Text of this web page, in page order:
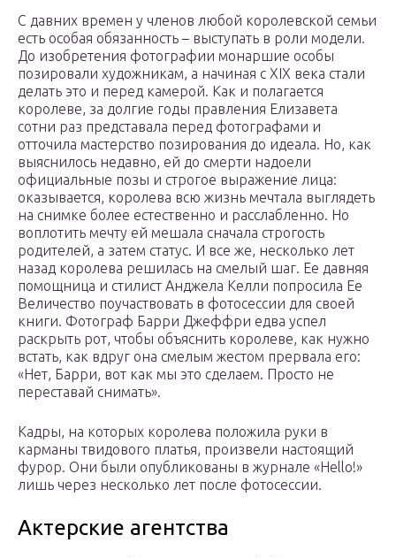
С давних времен у членов любой королевской семьи
есть особая обязанность – выступать в роли модели.
До изобретения фотографии монаршие особы
позировали художникам, а начиная с XIX века стали
делать это и перед камерой. Как и полагается
королеве, за долгие годы правления Елизавета
сотни раз представала перед фотографами и
отточила мастерство позирования до идеала. Но, как
выяснилось недавно, ей до смерти надоели
официальные позы и строгое выражение лица:
оказывается, королева всю жизнь мечтала выглядеть
на снимке более естественно и расслабленно. Но
воплотить мечту ей мешала сначала строгость
родителей, а затем статус. И все же, несколько лет
назад королева решилась на смелый шаг. Ее давняя
помощница и стилист Анджела Келли попросила Ее
Величество поучаствовать в фотосессии для своей
книги. Фотограф Барри Джеффри едва успел
раскрыть рот, чтобы объяснить королеве, как нужно
встать, как вдруг она смелым жестом прервала его:
«Нет, Барри, вот как мы это сделаем. Просто не
переставай снимать».
Кадры, на которых королева положила руки в
карманы твидового платья, произвели настоящий
фурор. Они были опубликованы в журнале «Hello!»
лишь через несколько лет после фотосессии.
Актерские агентства